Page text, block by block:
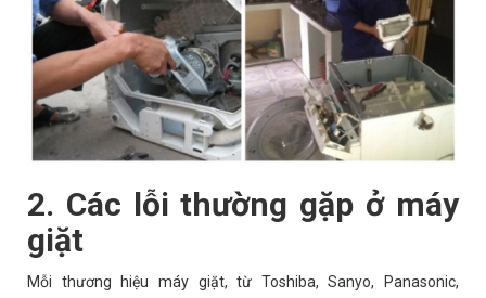
2. Các lỗi thường gặp ở máy
giặt
Mỗi thương hiệu máy giặt, từ Toshiba, Sanyo, Panasonic,